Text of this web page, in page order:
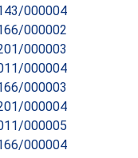
000004
000002
000003
000004
000003
000004
000005
000004